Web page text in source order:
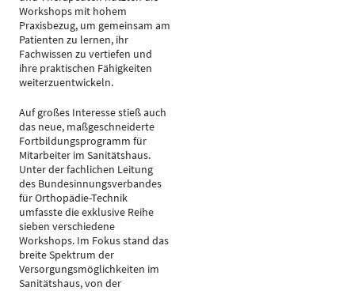
Workshops mit hohem
Praxisbezug, um gemeinsam am
Patienten zu lernen, ihr
Fachwissen zu vertiefen und
ihre praktischen Fähigkeiten
weiterzuentwickeln.
Auf großes Interesse stieß auch
das neue, maßgeschneiderte
Fortbildungsprogramm für
Mitarbeiter im Sanitätshaus.
Unter der fachlichen Leitung
des Bundesinnungsverbandes
für Orthopädie-Technik
umfasste die exklusive Reihe
sieben verschiedene
Workshops. Im Fokus stand das
breite Spektrum der
Versorgungsmöglichkeiten im
Sanitätshaus, von der